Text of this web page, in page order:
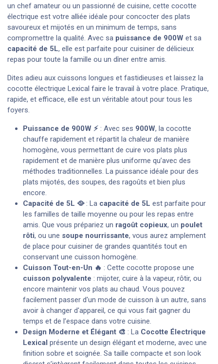
un chef amateur ou un passionné de cuisine, cette cocotte
électrique est votre alliée idéale pour concocter des plats
savoureux et mijotés en un minimum de temps, sans
compromettre la qualité. Avec sa puissance de 900W et sa
capacité de 5L, elle est parfaite pour cuisiner de délicieux
repas pour toute la famille ou un dîner entre amis.
Dites adieu aux cuissons longues et fastidieuses et laissez la
cocotte électrique Lexical faire le travail à votre place. Pratique,
rapide, et efficace, elle est un véritable atout pour tous les
foyers.
Puissance de 900W ⚡ : Avec ses 900W, la cocotte
chauffe rapidement et répartit la chaleur de manière
homogène, vous permettant de cuire vos plats plus
rapidement et de manière plus uniforme qu’avec des
méthodes traditionnelles. La puissance idéale pour des
plats mijotés, des soupes, des ragoûts et bien plus
encore.
Capacité de 5L 🥘: La capacité de 5L est parfaite pour
les familles de taille moyenne ou pour les repas entre
amis. Que vous prépariez un ragoût copieux, un poulet
rôti, ou une soupe nourrissante, vous aurez amplement
de place pour cuisiner de grandes quantités tout en
conservant une cuisson homogène.
Cuisson Tout-en-Un 🔥 : Cette cocotte propose une
cuisson polyvalente : mijoter, cuire à la vapeur, rôtir, ou
encore maintenir vos plats au chaud. Vous pouvez
facilement passer d'un mode de cuisson à un autre, sans
avoir à changer d'appareil, ce qui vous fait gagner du
temps et de l’espace dans votre cuisine.
Design Moderne et Élégant 🎨 : La Cocotte Électrique
Lexical présente un design élégant et moderne, avec une
finition sobre et soignée. Sa taille compacte et son look